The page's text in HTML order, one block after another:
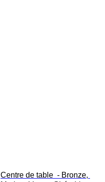
Centre de table  - Bronze,